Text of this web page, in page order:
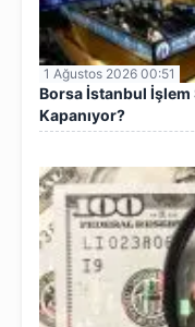
1 Ağustos 2026 00:51
Borsa İstanbul İşlem
Kapanıyor?